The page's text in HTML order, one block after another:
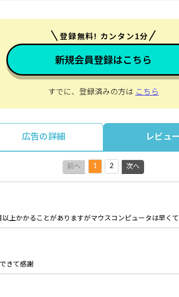
登録無料! カンタン1分
新規会員登録はこちら
すでに、登録済みの方は こちら
広告の詳細 レビュー
前へ 1 2 次へ
上かかることがありますがマウスコンピュータは早くて
きて感謝